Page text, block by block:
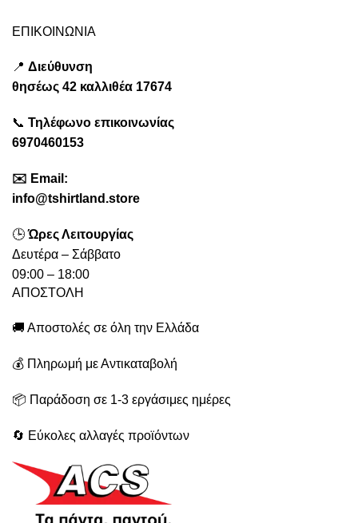
ΕΠΙΚΟΙΝΩΝΙΑ
📍 Διεύθυνση
θησέως 42 καλλιθέα 17674
📞 Τηλέφωνο επικοινωνίας
6970460153
✉️ Emai l:
info@tshirtland.store
🕒Ώρες Λειτουργίας
Δευτέρα – Σάββατο
09:00 – 18:00
ΑΠΟΣΤΟΛΗ
🚚 Αποστολές σε όλη την Ελλάδα
💰 Πληρωμή με Αντικαταβολή
📦 Παράδοση σε 1-3 εργάσιμες ημέρες
🔄 Εύκολες αλλαγές προϊόντων